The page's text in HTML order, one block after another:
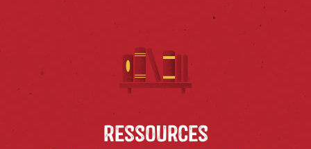
Ressources